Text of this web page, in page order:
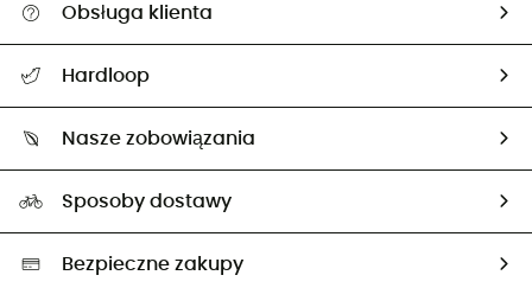
Obsługa klienta
Śledzenie przesyłki
Zwrot artykułów i zwrot środków
Hardloop
Nasze zobowiązania
Neutralność węglowa
Wybrane produkty eko
Sposoby dostawy
Bezpieczne zakupy